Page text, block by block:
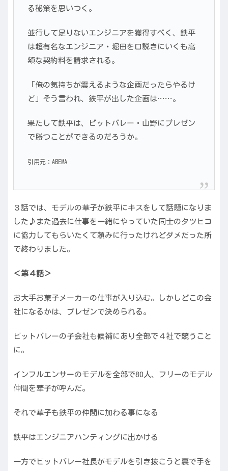
る秘策を思いつく。
並行して足りないエンジニアを獲得すべく、鉄平
は超有名なエンジニア・堀田を口説きにいくも高
額な契約料を請求される。
「俺の気持ちが震えるような企画だったらやるけ
ど」そう言われ、鉄平が出した企画は……。
果たして鉄平は、ビットバレー・山野にプレゼン
で勝つことができるのだろうか。
引用元： ABEMA
３話では、モデルの華子が鉄平にキスをして話題になりま
した♪また過去に仕事を一緒にやっていた同士のタツヒコ
に協力してもらいたくて頼みに行ったけれどダメだった所
で終わりました。
＜第４話＞
お大手お菓子メーカーの仕事が入り込む。しかしどこの会
社になるかは、プレゼンで決められる。
ビットバレーの子会社も候補にあり全部で４社で競うこと
に。
インフルエンサーのモデルを全部で80人、フリーのモデル
仲間を華子が呼んだ。
それで華子も鉄平の仲間に加わる事になる
鉄平はエンジニアハンティングに出かける
一方でビットバレー社長がモデルを引き抜こうと裏で手を